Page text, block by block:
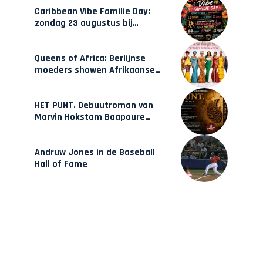
Caribbean Vibe Familie Day:
zondag 23 augustus bij
Queens of Africa: Berlijnse
moeders showen Afrikaanse
HET PUNT. Debuutroman van
Marvin Hokstam Baapoure
Andruw Jones in de Baseball
Hall of Fame